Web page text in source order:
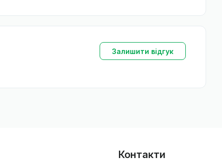
Залишити відгук
Контакти